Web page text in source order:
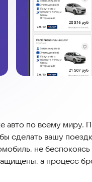
по всему миру.
сделать вашу
не
а процесс